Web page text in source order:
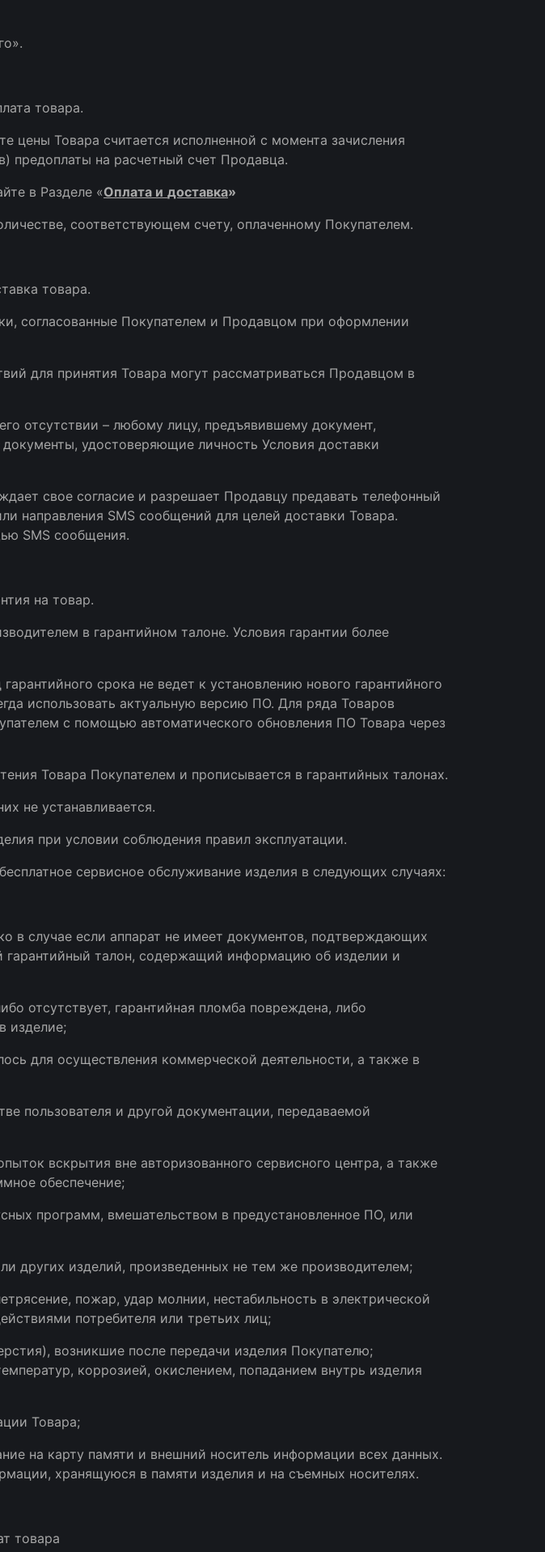
товара.
цены Товара считается исполненной с момента зачисления
предоплаты на расчетный счет Продавца.
в Разделе «Оплата и доставка»
соответствующем счету, оплаченному Покупателем.
товара.
согласованные Покупателем и Продавцом при оформлении
для принятия Товара могут рассматриваться Продавцом в
отсутствии – любому лицу, предъявившему документ,
удостоверяющие личность Условия доставки
свое согласие и разрешает Продавцу предавать телефонный
направления SMS сообщений для целей доставки Товара.
SMS сообщения.
на товар.
в гарантийном талоне. Условия гарантии более
срока не ведет к установлению нового гарантийного
использовать актуальную версию ПО. Для ряда Товаров
с помощью автоматического обновления ПО Товара через
Товара Покупателем и прописывается в гарантийных талонах.
не устанавливается.
при условии соблюдения правил эксплуатации.
сервисное обслуживание изделия в следующих случаях:
в случае если аппарат не имеет документов, подтверждающих
гарантийный талон, содержащий информацию об изделии и
отсутствует, гарантийная пломба повреждена, либо
изделие;
для осуществления коммерческой деятельности, а также в
пользователя и другой документации, передаваемой
вскрытия вне авторизованного сервисного центра, а также
обеспечение;
программ, вмешательством в предустановленное ПО, или
других изделий, произведенных не тем же производителем;
пожар, удар молнии, нестабильность в электрической
потребителя или третьих лиц;
возникшие после передачи изделия Покупателю;
коррозией, окислением, попаданием внутрь изделия
Товара;
на карту памяти и внешний носитель информации всех данных.
хранящуюся в памяти изделия и на съемных носителях.
товара